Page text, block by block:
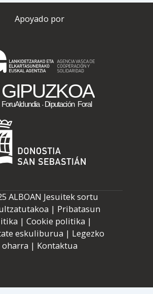
Apoyado por
ALBOAN Jesuitek sortu
| Pribatasun
| Cookie politika |
eskuliburua | Legezko
oharra | Kontaktua